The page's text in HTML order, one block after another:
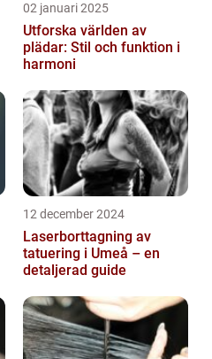
02 januari 2025
Utforska världen av
plädar: Stil och funktion i
harmoni
12 december 2024
Laserborttagning av
tatuering i Umeå – en
detaljerad guide